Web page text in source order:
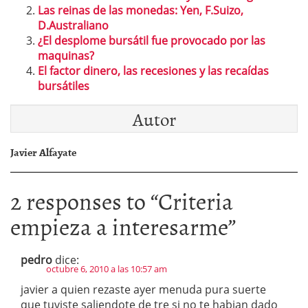
Las reinas de las monedas: Yen, F.Suizo,
D.Australiano
¿El desplome bursátil fue provocado por las
maquinas?
El factor dinero, las recesiones y las recaídas
bursátiles
Autor
Javier Alfayate
2 responses to “Criteria
empieza a interesarme”
pedro dice:
octubre 6, 2010 a las 10:57 am
javier a quien rezaste ayer menuda pura suerte
que tuviste saliendote de tre si no te habian dado